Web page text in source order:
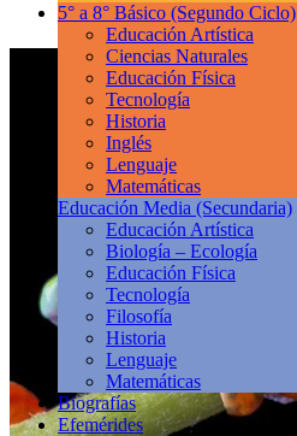
5° a 8° Básico (Segundo Ciclo)
Educación Artística
Ciencias Naturales
Educación Física
Tecnología
Historia
Inglés
Lenguaje
Matemáticas
Educación Media (Secundaria)
Educación Artística
Biología – Ecología
Educación Física
Tecnología
Filosofía
Historia
Lenguaje
Matemáticas
Biografías
Efemérides